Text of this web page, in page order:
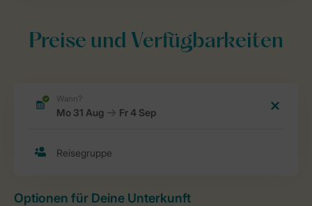
Preise und Verfügbarkeiten
Optionen für Deine Unterkunft